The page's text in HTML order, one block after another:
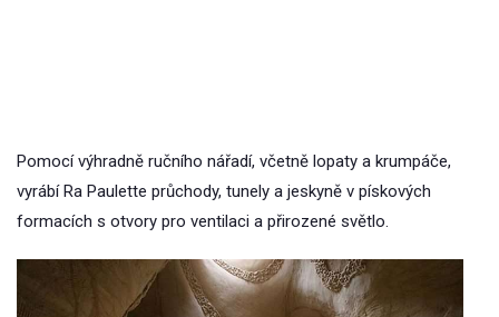
Pomocí výhradně ručního nářadí, včetně lopaty a krumpáče,
vyrábí Ra Paulette průchody, tunely a jeskyně v pískových
formacích s otvory pro ventilaci a přirozené světlo.